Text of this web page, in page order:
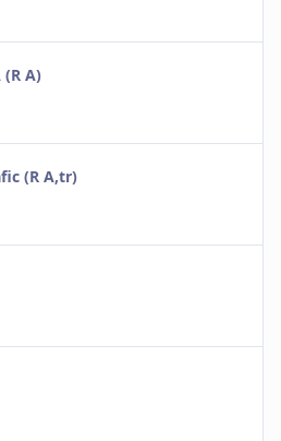
A)
(R A,tr)